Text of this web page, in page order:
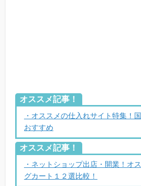
オススメ記事！
・オススメの仕入れサイト特集！
おすすめ
オススメ記事！
・ネットショップ出店・開業！オ
グカート１２選比較！